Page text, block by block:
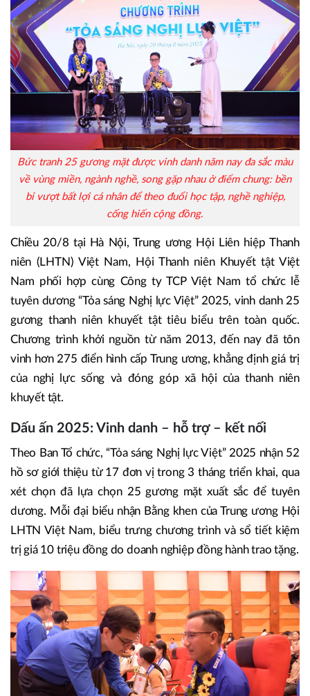
Bức tranh 25 gương mặt được vinh danh năm nay đa sắc màu
về vùng miền, ngành nghề, song gặp nhau ở điểm chung: bền
bỉ vượt bất lợi cá nhân để theo đuổi học tập, nghề nghiệp,
cống hiến cộng đồng.
Chiều 20/8 tại Hà Nội, Trung ương Hội Liên hiệp Thanh
niên (LHTN) Việt Nam, Hội Thanh niên Khuyết tật Việt
Nam phối hợp cùng Công ty TCP Việt Nam tổ chức lễ
tuyên dương “Tỏa sáng Nghị lực Việt” 2025, vinh danh 25
gương thanh niên khuyết tật tiêu biểu trên toàn quốc.
Chương trình khởi nguồn từ năm 2013, đến nay đã tôn
vinh hơn 275 điển hình cấp Trung ương, khẳng định giá trị
của nghị lực sống và đóng góp xã hội của thanh niên
khuyết tật.
Dấu ấn 2025: Vinh danh – hỗ trợ – kết nối
Theo Ban Tổ chức, “Tỏa sáng Nghị lực Việt” 2025 nhận 52
hồ sơ giới thiệu từ 17 đơn vị trong 3 tháng triển khai, qua
xét chọn đã lựa chọn 25 gương mặt xuất sắc để tuyên
dương. Mỗi đại biểu nhận Bằng khen của Trung ương Hội
LHTN Việt Nam, biểu trưng chương trình và sổ tiết kiệm
trị giá 10 triệu đồng do doanh nghiệp đồng hành trao tặng.